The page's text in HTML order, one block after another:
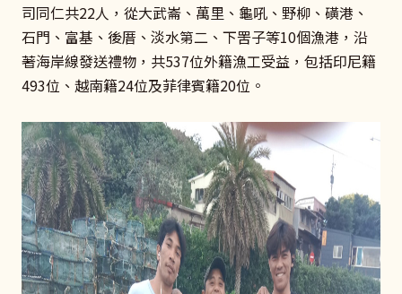
司同仁共22人，從大武崙、萬里、龜吼、野柳、磺港、
石門、富基、後厝、淡水第二、下罟子等10個漁港，沿
著海岸線發送禮物，共537位外籍漁工受益，包括印尼籍
493位、越南籍24位及菲律賓籍20位。